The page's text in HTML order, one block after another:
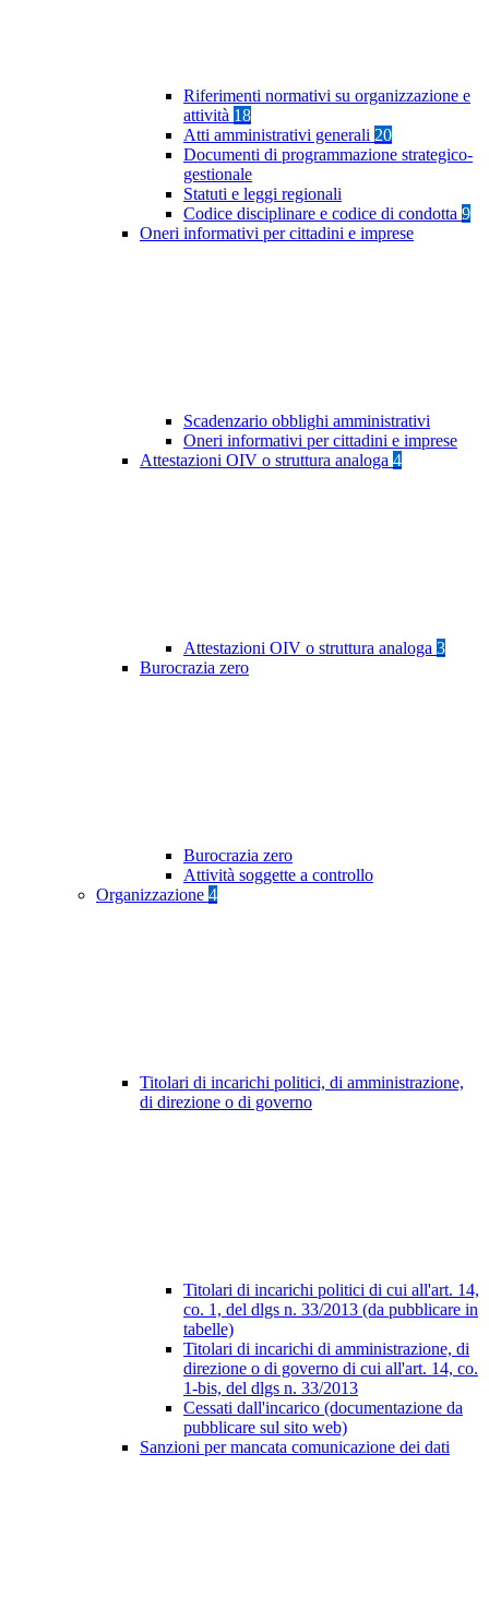
Riferimenti normativi su organizzazione e
attività 18
Atti amministrativi generali 20
Documenti di programmazione strategico-
gestionale
Statuti e leggi regionali
Codice disciplinare e codice di condotta 9
Oneri informativi per cittadini e imprese
Scadenzario obblighi amministrativi
Oneri informativi per cittadini e imprese
Attestazioni OIV o struttura analoga 4
Attestazioni OIV o struttura analoga 3
Burocrazia zero
Burocrazia zero
Attività soggette a controllo
Organizzazione 4
Titolari di incarichi politici, di amministrazione,
di direzione o di governo
Titolari di incarichi politici di cui all'art. 14,
co. 1, del dlgs n. 33/2013 (da pubblicare in
tabelle)
Titolari di incarichi di amministrazione, di
direzione o di governo di cui all'art. 14, co.
1-bis, del dlgs n. 33/2013
Cessati dall'incarico (documentazione da
pubblicare sul sito web)
Sanzioni per mancata comunicazione dei dati